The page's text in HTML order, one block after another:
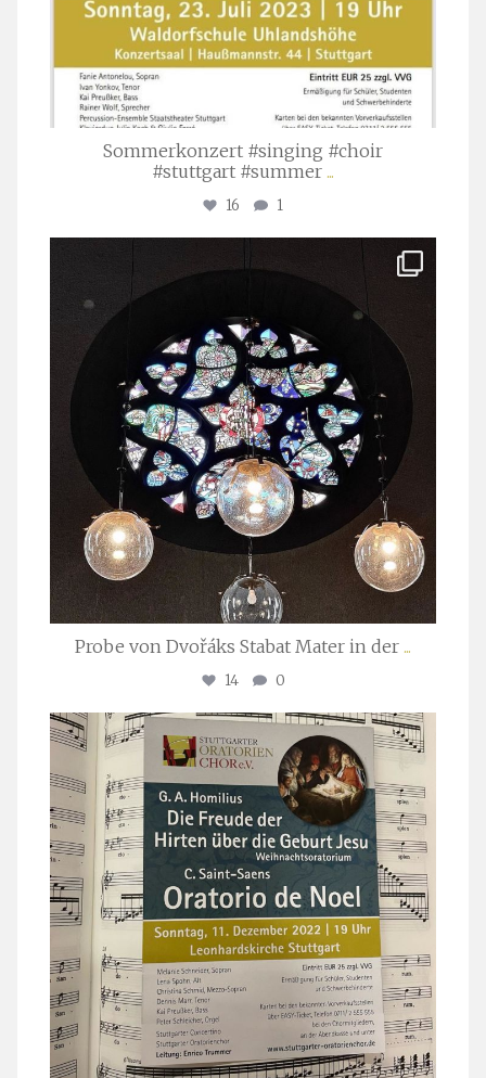
Sommerkonzert #singing #choir
#stuttgart #summer ...
16 1
Apr. 1
Probe von Dvořáks Stabat Mater in der ...
14 0
stuttgarter_oratorienchor
Nov. 29